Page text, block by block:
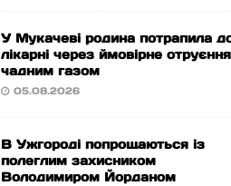
У Мукачеві родина потрапила
лікарні через ймовірне отруєння
чадним газом
05.08.2026
В Ужгороді попрощаються із
полеглим захисником
Володимиром Йорданом